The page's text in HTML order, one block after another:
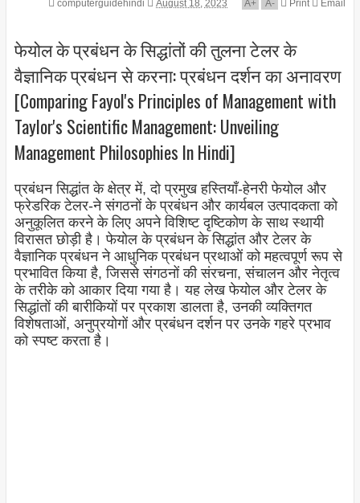
computerguidehindi August 18, 2023 A+ A- Print Email
फेयोल के प्रबंधन के सिद्धांतों की तुलना टेलर के
वैज्ञानिक प्रबंधन से करना: प्रबंधन दर्शन का अनावरण
[Comparing Fayol's Principles of Management with
Taylor's Scientific Management: Unveiling
Management Philosophies In Hindi]
प्रबंधन सिद्धांत के क्षेत्र में, दो प्रमुख हस्तियाँ-हेनरी फेयोल और
फ्रेडरिक टेलर-ने संगठनों के प्रबंधन और कार्यबल उत्पादकता को
अनुकूलित करने के लिए अपने विशिष्ट दृष्टिकोण के साथ स्थायी
विरासत छोड़ी है। फेयोल के प्रबंधन के सिद्धांत और टेलर के
वैज्ञानिक प्रबंधन ने आधुनिक प्रबंधन प्रथाओं को महत्वपूर्ण रूप से
प्रभावित किया है, जिससे संगठनों की संरचना, संचालन और नेतृत्व
के तरीके को आकार दिया गया है। यह लेख फेयोल और टेलर के
सिद्धांतों की बारीकियों पर प्रकाश डालता है, उनकी व्यक्तिगत
विशेषताओं, अनुप्रयोगों और प्रबंधन दर्शन पर उनके गहरे प्रभाव
को स्पष्ट करता है।